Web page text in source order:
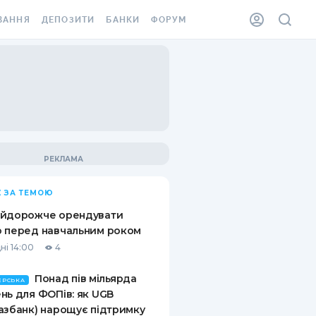
ВІНЬЄТКА
ВІД
ВИПАДКІВ
ДЕПОЗИТИ
ПИТАННЯ ТА ВІДПОВІДІ
ПУТІВНИКИ ПО
БАНКИ ФОРУМ
ЗА ТЕМОЮ
орендувати
перед навчальним роком
14:00 4
Понад пів мільярда
для ФОПів: як UGB
нарощує підтримку